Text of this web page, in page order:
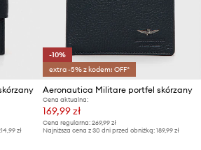
zł
-10%
extra -5% z kodem: OFF*
Aeronautica Militare portfel skórzany
Cena aktualna:
169,99 zł
Cena regularna:269,99 zł
Najniższa cena z 30 dni przed obniżką:189,99 zł